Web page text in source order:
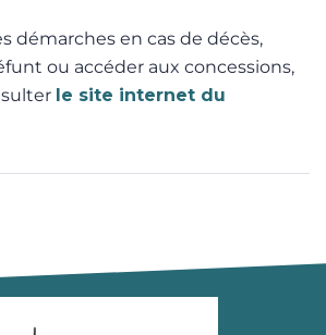
démarches en cas de décès,
ou accéder aux concessions,
le site internet du